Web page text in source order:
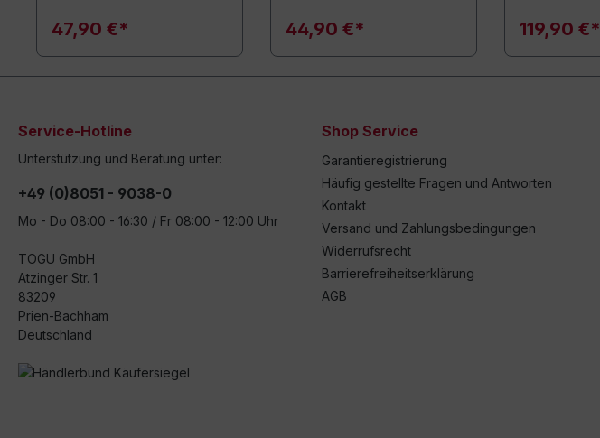
47,90 €* 44,90 €* 119,90 €*
Service-Hotline
Unterstützung und Beratung unter:
+49 (0)8051 - 9038-0
Mo - Do 08:00 - 16:30 / Fr 08:00 - 12:00 Uhr
TOGU GmbH
Atzinger Str. 1
83209
Prien-Bachham
Deutschland
Shop Service
Garantieregistrierung
Häufig gestellte Fragen und Antworten
Kontakt
Versand und Zahlungsbedingungen
Widerrufsrecht
Barrierefreiheitserklärung
AGB